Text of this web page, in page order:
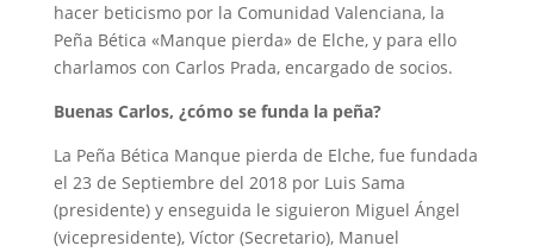
hacer beticismo por la Comunidad Valenciana, la
Peña Bética «Manque pierda» de Elche, y para ello
charlamos con Carlos Prada, encargado de socios.
Buenas Carlos, ¿cómo se funda la peña?
La Peña Bética Manque pierda de Elche, fue fundada
el 23 de Septiembre del 2018 por Luis Sama
(presidente) y enseguida le siguieron Miguel Ángel
(vicepresidente), Víctor (Secretario), Manuel